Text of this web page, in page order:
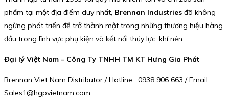
phẩm tại một địa điểm duy nhất, Brennan Industries đã không
ngừng phát triển để trở thành một trong những thương hiệu hàng
đầu trong lĩnh vực phụ kiện và kết nối thủy lực, khí nén.
Đại lý Việt Nam – Công Ty TNHH TM KT Hưng Gia Phát
Brennan Viet Nam Distributor / Hotline : 0938 906 663 / Email :
Sales1@hgpvietnam.com